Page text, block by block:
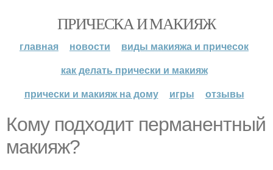
ПРИЧЕСКА И МАКИЯЖ
главная новости
виды макияжа и причесок
как делать прически и макияж
прически и макияж на дому
игры отзывы
Кому подходит перманентный
макияж?